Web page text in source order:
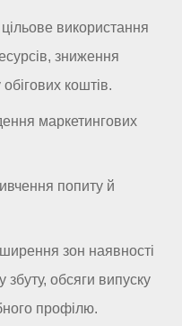
використання
зниження
коштів.
маркетингових
попиту й
зон наявності
збуту, обсяги випуску
профілю.